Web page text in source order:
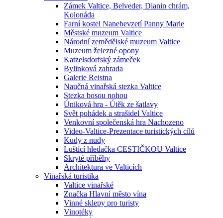
Zámek Valtice, Belveder, Dianin chrám,
Kolonáda
Farní kostel Nanebevzetí Panny Marie
Městské muzeum Valtice
Národní zemědělské muzeum Valtice
Muzeum železné opony
Katzelsdorfský zámeček
Bylinková zahrada
Galerie Reistna
Naučná vinařská stezka Valtice
Stezka bosou nohou
Úniková hra - Útěk ze šatlavy
Svět pohádek a strašidel Valtice
Venkovní společenská hra Nachozeno
Video-Valtice-Prezentace turistických cílů
Kudy z nudy
Luštící hledačka CESTIČKOU Valtice
Skryté příběhy
Architektura ve Valticích
Vinařská turistika
Valtice vinařské
Značka Hlavní město vína
Vinné sklepy pro turisty
Vinotéky